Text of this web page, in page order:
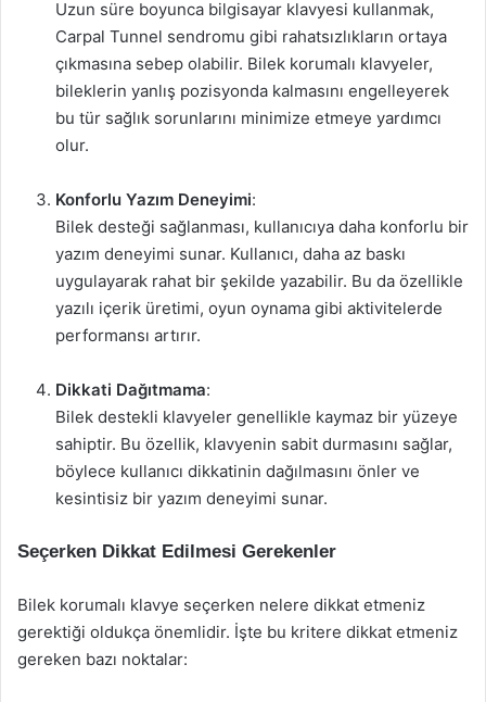
Uzun süre boyunca bilgisayar klavyesi kullanmak,
Carpal Tunnel sendromu gibi rahatsızlıkların ortaya
çıkmasına sebep olabilir. Bilek korumalı klavyeler,
bileklerin yanlış pozisyonda kalmasını engelleyerek
bu tür sağlık sorunlarını minimize etmeye yardımcı
olur.
Konforlu Yazım Deneyimi:
Bilek desteği sağlanması, kullanıcıya daha konforlu bir
yazım deneyimi sunar. Kullanıcı, daha az baskı
uygulayarak rahat bir şekilde yazabilir. Bu da özellikle
yazılı içerik üretimi, oyun oynama gibi aktivitelerde
performansı artırır.
Dikkati Dağıtmama:
Bilek destekli klavyeler genellikle kaymaz bir yüzeye
sahiptir. Bu özellik, klavyenin sabit durmasını sağlar,
böylece kullanıcı dikkatinin dağılmasını önler ve
kesintisiz bir yazım deneyimi sunar.
Seçerken Dikkat Edilmesi Gerekenler
Bilek korumalı klavye seçerken nelere dikkat etmeniz
gerektiği oldukça önemlidir. İşte bu kritere dikkat etmeniz
gereken bazı noktalar: